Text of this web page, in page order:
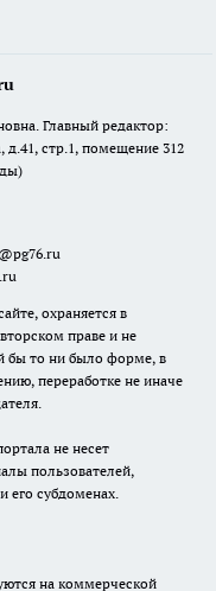
Главный редактор:
д.41, стр.1, помещение 312
охраняется в
праве и не
бы то ни было форме, в
переработке не иначе
не несет
пользователей,
его субдоменах.
на коммерческой